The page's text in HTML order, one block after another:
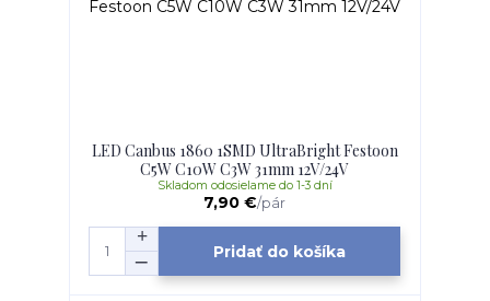
LED Canbus 1860 1SMD UltraBright Festoon
C5W C10W C3W 31mm 12V/24V
7,90 €/pár
Skladom odosielame do 1-3 dní
Pridať do košíka